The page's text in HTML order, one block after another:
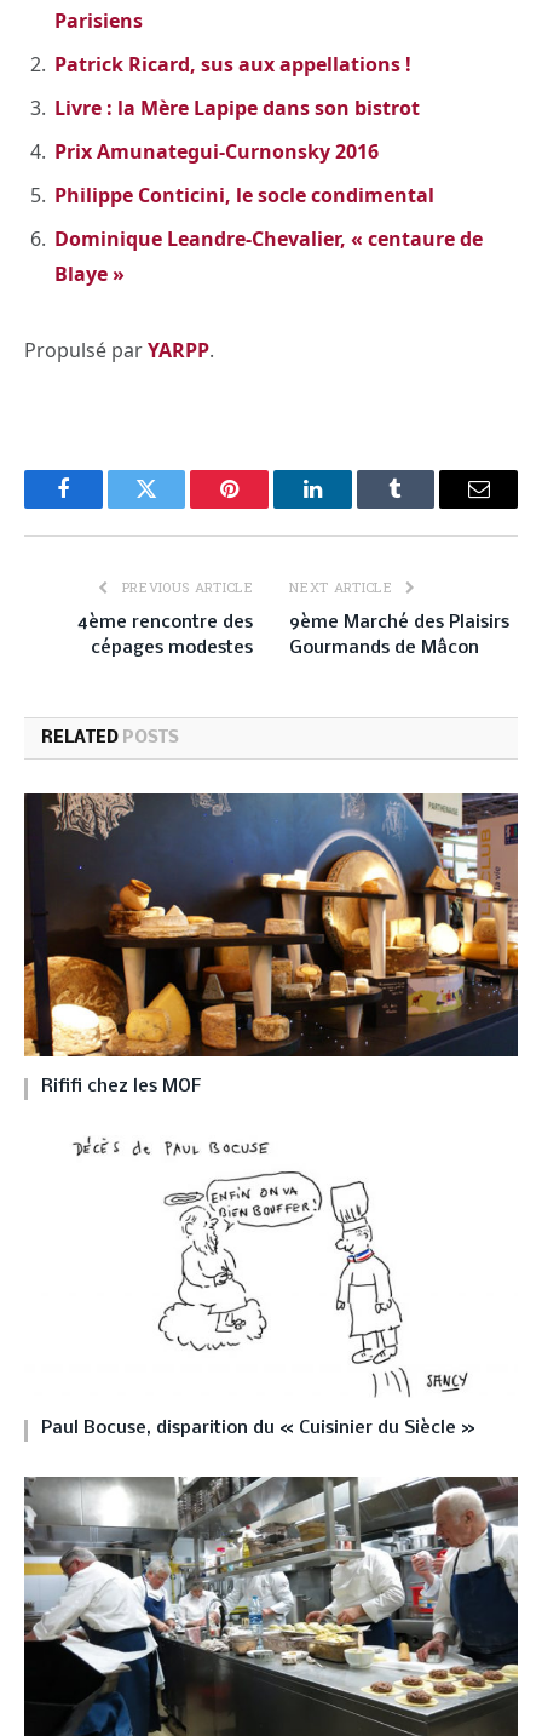
Parisiens
Patrick Ricard, sus aux appellations !
Livre : la Mère Lapipe dans son bistrot
Prix Amunategui-Curnonsky 2016
Philippe Conticini, le socle condimental
Dominique Leandre-Chevalier, « centaure de
Blaye »
Propulsé parYARPP.
FacebookTwitter Pinterest LinkedInTumblr Email
PREVIOUS ARTICLE
4ème rencontre des
cépages modestes
NEXT ARTICLE
9ème Marché des Plaisirs
Gourmands de Mâcon
RELATED POSTS
Rififi chez les MOF
Paul Bocuse, disparition du « Cuisinier du Siècle »